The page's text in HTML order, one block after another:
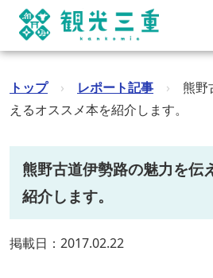
トップ › レポート記事 ›
熊野
えるオススメ本を紹介します。
熊野古道伊勢路の魅力を伝
紹介します。
掲載日：2017.02.22